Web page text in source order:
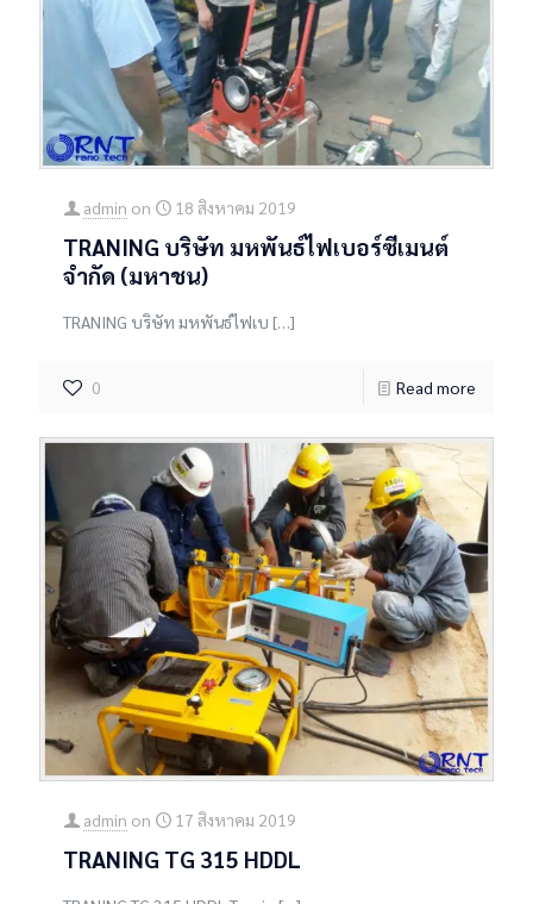
admin on 18 สิงหาคม 2019
TRANING บริษัท มหพันธ์ไฟเบอร์ซีเมนต์
จำกัด (มหาชน)
TRANING บริษัท มหพันธ์ไฟเบ […]
0 Read more
admin on 17 สิงหาคม 2019
TRANING TG 315 HDDL